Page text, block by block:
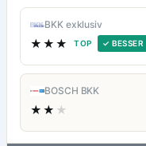
BKK exklusiv
★★★ TOP ✓ BESSER
BOSCH BKK
★★ ★